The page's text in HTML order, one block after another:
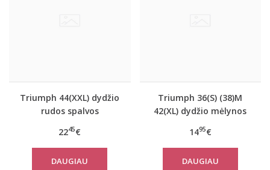
Triumph 44(XXL) dydžio
rudos spalvos
Climate Control LSL Top
Turtle Neck
2245€
DAUGIAU
Triumph 36(S) (38)M
42(XL) dydžio mėlynos
medvilninė miego
palaidinė Mix Match
TOP SSL 01 X
1495€
DAUGIAU